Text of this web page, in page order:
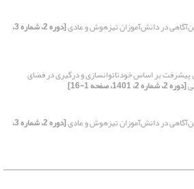
در دانش‌آموزان تیزهوش و عادی [دوره 2، شماره 3،
مدل‌یابی ساختاری انگیزش پیشرفت بر اساس خودناتوان‎سازی و درگیری در فضای
[دوره 2، شماره 2، 1401، صفحه 1-16]
در دانش‌آموزان تیزهوش و عادی [دوره 2، شماره 3،